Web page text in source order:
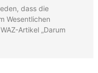
dass die
Wesentlichen
Artikel „Darum